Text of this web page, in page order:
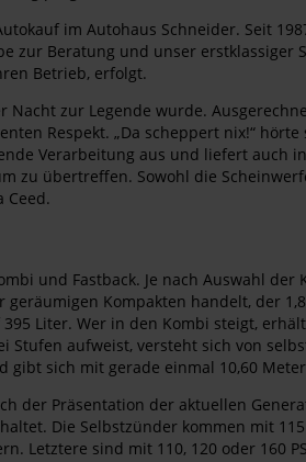
im Autohaus Schneider. Seit
zur Beratung und unser
Betrieb, erfolgt.
Nacht zur Legende wurde.
Respekt. „Da scheppert nix!“
Verarbeitung aus und liefert auch
zu übertreffen. Sowohl die
Ceed.
und Fastback. Je nach Auswahl
Kompakten handelt, der
Liter. Wer in den Kombi steigt,
Stufen aufweist, versteht sich von
gibt sich mit gerade einmal 10,60
der Präsentation der aktuellen
Die Selbstzünder kommen mit
Letztere sind mit 110, 120 oder 160